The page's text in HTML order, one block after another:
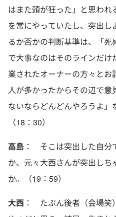
はまた頭が狂った」と思わ
を常にやっていたし、突出
るか否かの判断基準は、「
で大事なのはそのラインだ
業されたオーナーの方々と
人が多かったからその辺で
ないならどんどんやろうよ」
（18：30）
高島 ： そこは突出した自分
か、元々大西さんが突出しち
か。（19：59）
大西 ： たぶん後者（会場笑